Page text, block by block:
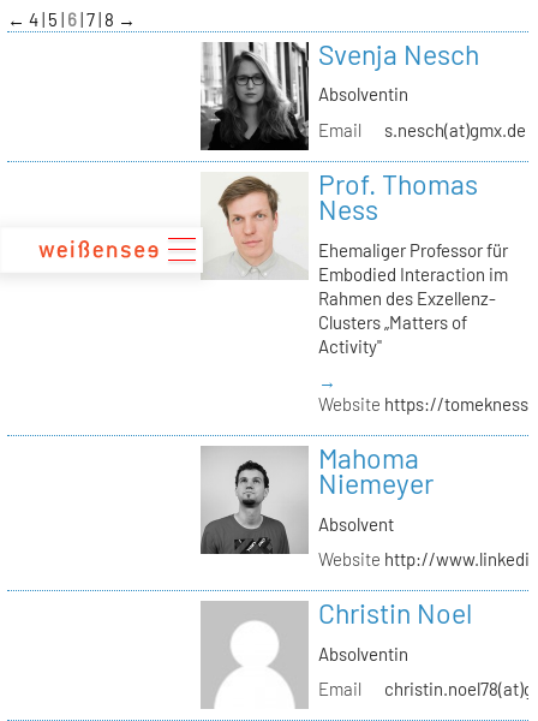
zum
Inhalt
← 4 5 6 7 8 →
Svenja Nesch
Absolventin
Email
s.nesch(at)gmx.de
Prof. Thomas
Ness
Ehemaliger Professor für
Embodied Interaction im
Rahmen des Exzellenz-
Clusters „Matters of
Activity"
→
Website https://
Mahoma
Niemeyer
Absolvent
Website http://
Christin Noel
Absolventin
Email